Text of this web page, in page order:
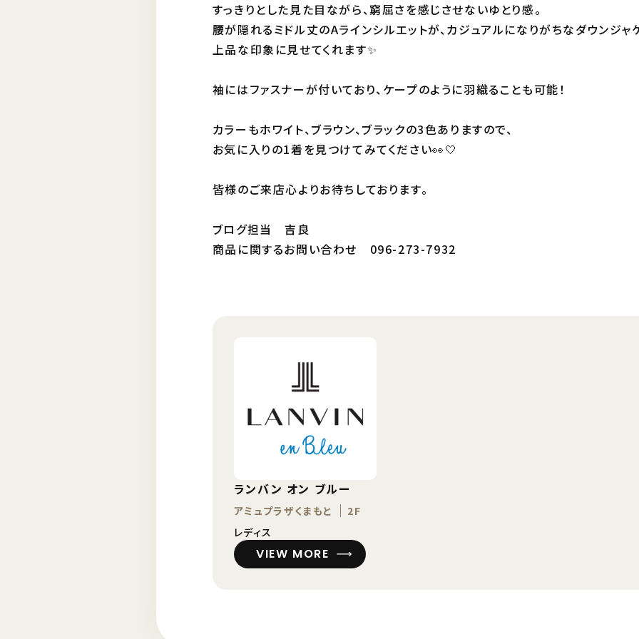
すっきりとした見た目ながら、窮屈さを感じさせないゆとり感。
腰が隠れるミドル丈のAラインシルエットが、カジュアルになりがちなダウンジャ
上品な印象に見せてくれます✨
袖にはファスナーが付いており、ケープのように羽織ることも可能！
カラーもホワイト、ブラウン、ブラックの3色ありますので、
お気に入りの1着を見つけてみてください👀🤍
皆様のご来店心よりお待ちしております。
ブログ担当 吉良
商品に関するお問い合わせ 096-273-7932
ランバン オン ブルー
アミュプラザくまもと
2F
レディス
VIEW MORE